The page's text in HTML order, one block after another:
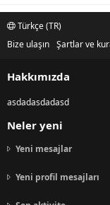
Türkçe (TR)
Bize ulaşın Şartlar ve
Hakkımızda
asdadasdadasd
Neler yeni
Yeni mesajlar
Yeni profil mesajları